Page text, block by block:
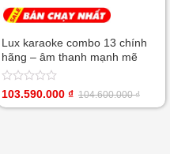
Lux karaoke combo 13 chính
hãng – âm thanh mạnh mẽ
Được
104.600.000₫
Giá
gốc
103.590.000 ₫
Giá
hiện